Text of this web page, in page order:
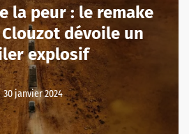
la peur : le remake
dévoile un
explosif
30 janvier 2024